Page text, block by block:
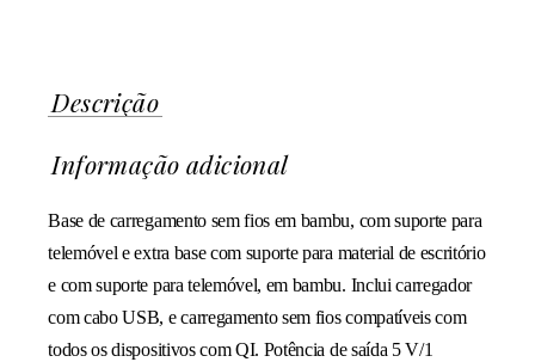
Descrição
Informação adicional
Base de carregamento sem fios em bambu, com suporte para
telemóvel e extra base com suporte para material de escritório
e com suporte para telemóvel, em bambu. Inclui carregador
com cabo USB, e carregamento sem fios compatíveis com
todos os dispositivos com QI. Potência de saída 5 V/1